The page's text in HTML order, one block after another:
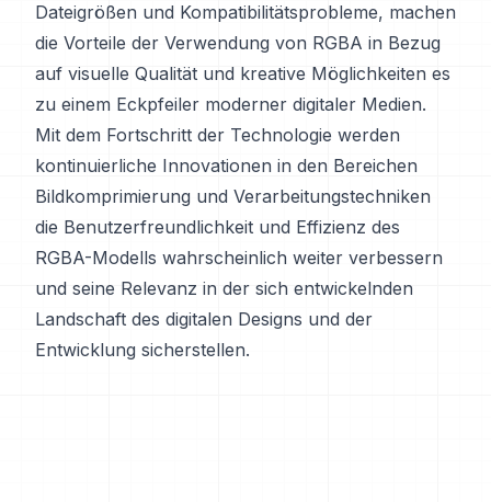
Dateigrößen und Kompatibilitätsprobleme, machen
die Vorteile der Verwendung von RGBA in Bezug
auf visuelle Qualität und kreative Möglichkeiten es
zu einem Eckpfeiler moderner digitaler Medien.
Mit dem Fortschritt der Technologie werden
kontinuierliche Innovationen in den Bereichen
Bildkomprimierung und Verarbeitungstechniken
die Benutzerfreundlichkeit und Effizienz des
RGBA-Modells wahrscheinlich weiter verbessern
und seine Relevanz in der sich entwickelnden
Landschaft des digitalen Designs und der
Entwicklung sicherstellen.